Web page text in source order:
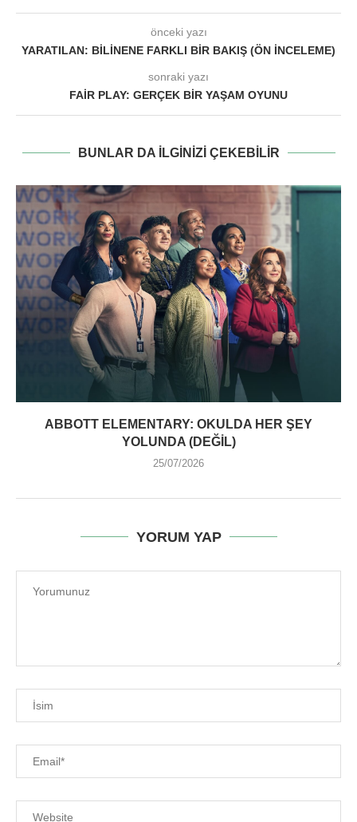
önceki yazı
YARATILAN: BILINENE FARKLI BIR BAKIŞ (ÖN İNCELEME)
sonraki yazı
FAIR PLAY: GERÇEK BIR YAŞAM OYUNU
BUNLAR DA ILGINIZI ÇEKEBILIR
ABBOTT ELEMENTARY: OKULDA HER ŞEY
YOLUNDA (DEĞIL)
25/07/2026
YORUM YAP